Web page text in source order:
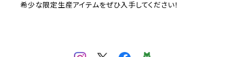
希少な限定生産アイテムをぜひ入手してください！